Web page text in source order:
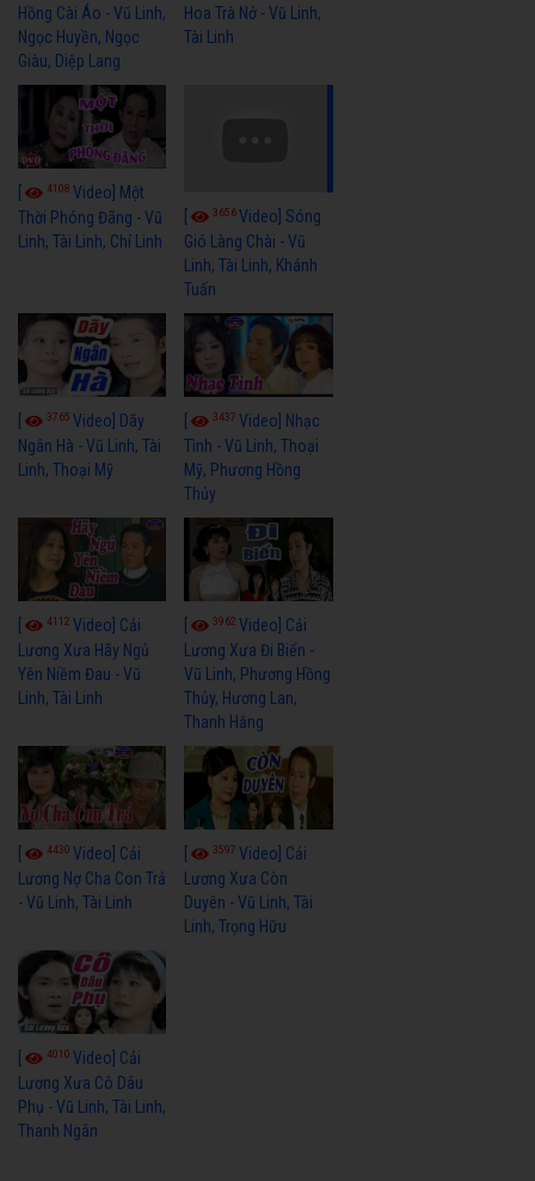
Hồng Cài Áo - Vũ Linh,
Ngọc Huyền, Ngọc
Giàu, Diệp Lang
Hoa Trà Nở - Vũ Linh,
Tài Linh
4108 Video] Một
Thời Phóng Đãng - Vũ
Linh, Tài Linh, Chí Linh
3656Video] Sóng
Gió Làng Chài - Vũ
Linh, Tài Linh, Khánh
Tuấn
3765 Video] Dãy
Ngân Hà - Vũ Linh, Tài
Linh, Thoại Mỹ
3437Video] Nhạc
Tình - Vũ Linh, Thoại
Mỹ, Phương Hồng
Thủy
4112 Video] Cải
Lương Xưa Hãy Ngủ
Yên Niềm Đau - Vũ
Linh, Tài Linh
3962Video] Cải
Lương Xưa Đi Biển -
Vũ Linh, Phương Hồng
Thủy, Hương Lan,
Thanh Hằng
4430 Video] Cải
Lương Nợ Cha Con Trả
- Vũ Linh, Tài Linh
3597Video] Cải
Lương Xưa Còn
Duyên - Vũ Linh, Tài
Linh, Trọng Hữu
4010 Video] Cải
Lương Xưa Cô Dâu
Phụ - Vũ Linh, Tài Linh,
Thanh Ngân